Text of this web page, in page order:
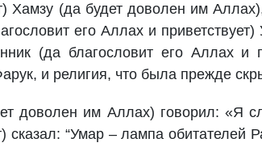
Хамзу (да будет доволен им
его Аллах и
(да благословит его Аллах и
и религия, что была прежде
доволен им Аллах) говорил: «Я
сказал: “Умар – лампа